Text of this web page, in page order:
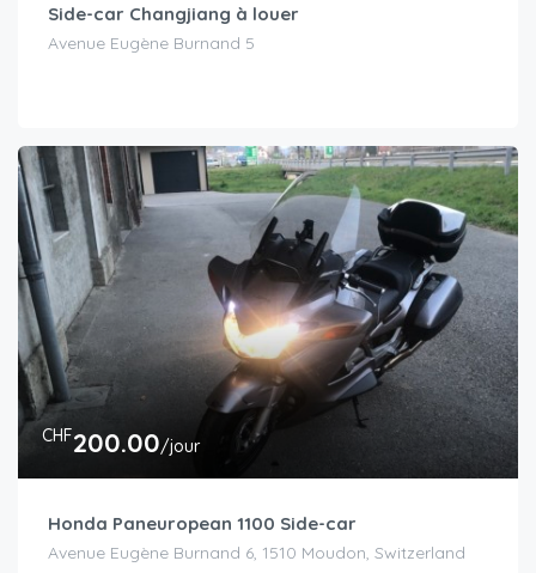
Side-car Changjiang à louer
Avenue Eugène Burnand 5
CHF200.00/jour
Honda Paneuropean 1100 Side-car
Avenue Eugène Burnand 6, 1510 Moudon, Switzerland